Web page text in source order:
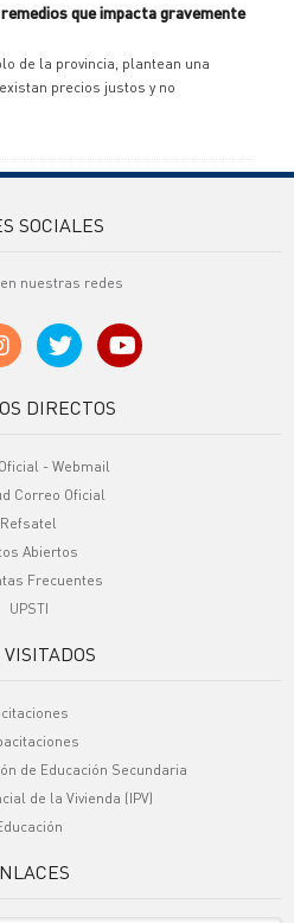
que impacta gravemente
de la provincia, plantean una
precios justos y no
SOCIALES
nuestras redes
DIRECTOS
- Webmail
Correo Oficial
Refsatel
Abiertos
Frecuentes
UPSTI
de Educación Secundaria
de la Vivienda (IPV)